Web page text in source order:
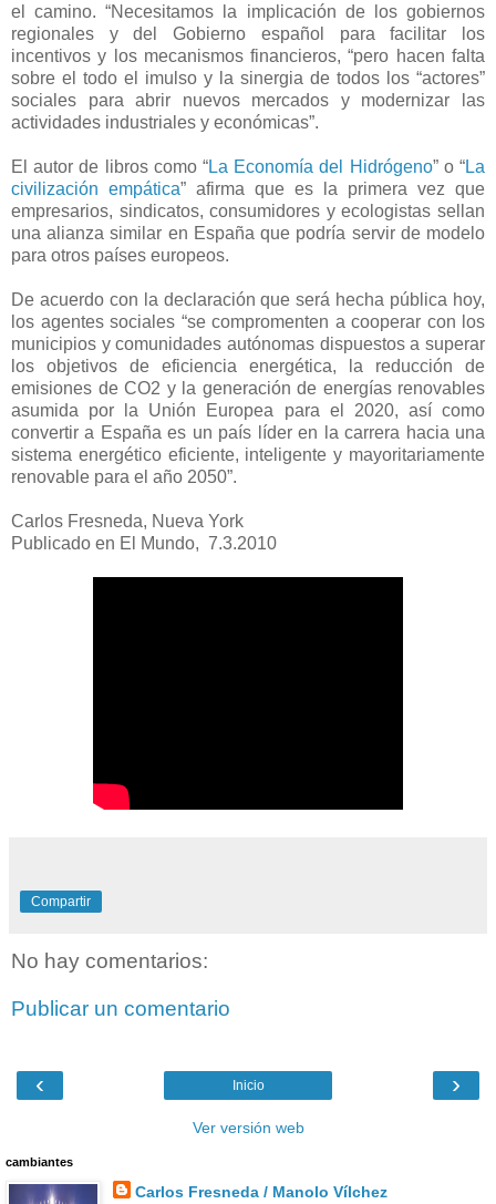
el camino. “Necesitamos la implicación de los gobiernos
regionales y del Gobierno español para facilitar los
incentivos y los mecanismos financieros, “pero hacen falta
sobre el todo el imulso y la sinergia de todos los “actores”
sociales para abrir nuevos mercados y modernizar las
actividades industriales y económicas”.
El autor de libros como “La Economía del Hidrógeno” o “La
civilización empática” afirma que es la primera vez que
empresarios, sindicatos, consumidores y ecologistas sellan
una alianza similar en España que podría servir de modelo
para otros países europeos.
De acuerdo con la declaración que será hecha pública hoy,
los agentes sociales “se compromenten a cooperar con los
municipios y comunidades autónomas dispuestos a superar
los objetivos de eficiencia energética, la reducción de
emisiones de CO2 y la generación de energías renovables
asumida por la Unión Europea para el 2020, así como
convertir a España es un país líder en la carrera hacia una
sistema energético eficiente, inteligente y mayoritariamente
renovable para el año 2050”.
Carlos Fresneda, Nueva York
Publicado en El Mundo, 7.3.2010
Compartir
No hay comentarios:
Publicar un comentario
‹ ›
Inicio
Ver versión web
cambiantes
Carlos Fresneda / Manolo Vílchez